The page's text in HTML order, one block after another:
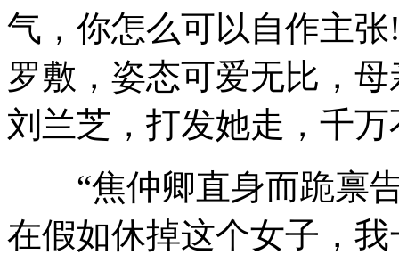
气，你怎么可以自作主
罗敷，姿态可爱无比，
刘兰芝，打发她走，千
“焦仲卿直身而跪禀告
在假如休掉这个女子，